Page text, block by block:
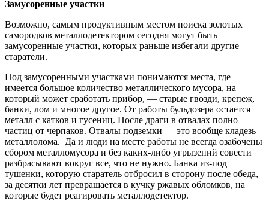
Замусоренные участки
Возможно, самым продуктивным местом поиска золотых
самородков металлодетектором сегодня могут быть
замусоренные участки, которых раньше избегали другие
старатели.
Под замусоренными участками понимаются места, где
имеется большое количество металлического мусора, на
который может сработать прибор, — старые гвозди, крепеж,
банки, лом и многое другое. От работы бульдозера остается
металл с катков и гусениц. После драги в отвалах полно
частиц от черпаков. Отвалы подземки — это вообще кладезь
металлолома. Да и люди на месте работы не всегда озабочены
сбором металломусора и без каких-либо угрызений совести
разбрасывают вокруг все, что не нужно. Банка из-под
тушенки, которую старатель отбросил в сторону после обеда,
за десятки лет превращается в кучку ржавых обломков, на
которые будет реагировать металлодетектор.